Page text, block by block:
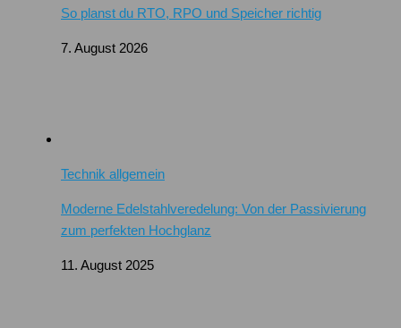
So planst du RTO, RPO und Speicher richtig
7. August 2026
Technik allgemein
Moderne Edelstahlveredelung: Von der Passivierung
zum perfekten Hochglanz
11. August 2025